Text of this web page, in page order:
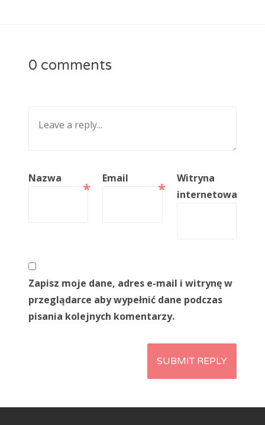
0 comments
Nazwa
*
Email
*
Witryna
internetowa
Zapisz moje dane, adres e-mail i witrynę w
przeglądarce aby wypełnić dane podczas
pisania kolejnych komentarzy.